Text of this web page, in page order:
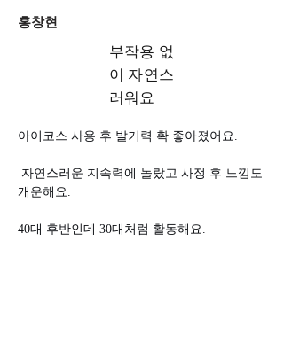
홍창현
부작용 없
이 자연스
러워요
아이코스 사용 후 발기력 확 좋아졌어요.
개운해요.
40대 후반인데 30대처럼 활동해요.